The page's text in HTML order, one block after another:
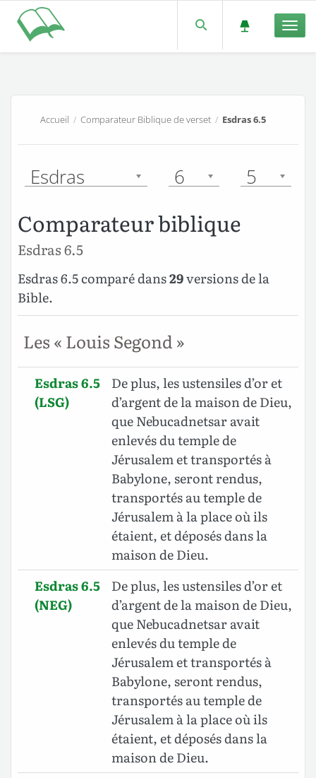
Accueil /Comparateur Biblique de verset / Esdras 6.5
Esdras 6 5
Comparateur biblique
Esdras 6.5
Esdras 6.5 comparé dans29versions de la
Bible.
Les « Louis Segond »
Esdras 6.5
(LSG)
De plus, les ustensiles d’or et
d’argent de la maison de Dieu,
que Nebucadnetsar avait
enlevés du temple de
Jérusalem et transportés à
Babylone, seront rendus,
transportés au temple de
Jérusalem à la place où ils
étaient, et déposés dans la
maison de Dieu.
Esdras 6.5
(NEG)
De plus, les ustensiles d’or et
d’argent de la maison de Dieu,
que Nebucadnetsar avait
enlevés du temple de
Jérusalem et transportés à
Babylone, seront rendus,
transportés au temple de
Jérusalem à la place où ils
étaient, et déposés dans la
maison de Dieu.